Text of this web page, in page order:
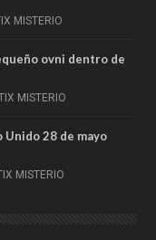
MISTERIO
ovni dentro de
MISTERIO
28 de mayo
MISTERIO